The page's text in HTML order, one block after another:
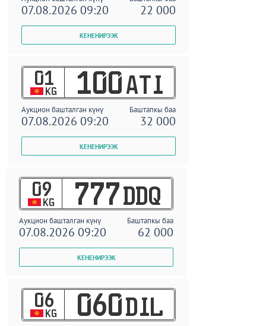
07.08.2026 09:20 22 000
01
KG 100 ATI
Аукцион башталган күнү Баштапкы баа
07.08.2026 09:20 32 000
09
KG 777 DDQ
Аукцион башталган күнү Баштапкы баа
07.08.2026 09:20 62 000
06
KG 060 DIL